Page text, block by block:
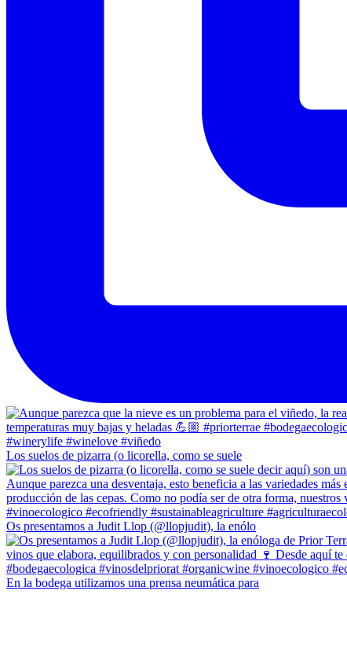
Los suelos de pizarra (o licorella, como se suele
Os presentamos a Judit Llop (@llopjudit), la enólo
En la bodega utilizamos una prensa neumática para